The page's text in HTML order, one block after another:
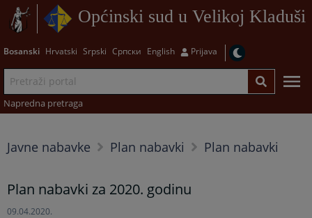
Općinski sud u Velikoj Kladuši
Bosanski Hrvatski Srpski Српски English Prijava
Napredna pretraga
Javne nabavke Plan nabavki Plan nabavki
Plan nabavki za 2020. godinu
09.04.2020.